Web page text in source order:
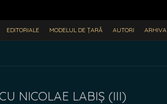
EDITORIALE MODELUL DE ȚARĂ AUTORI ARHIVA
NICOLAE LABIȘ (III)